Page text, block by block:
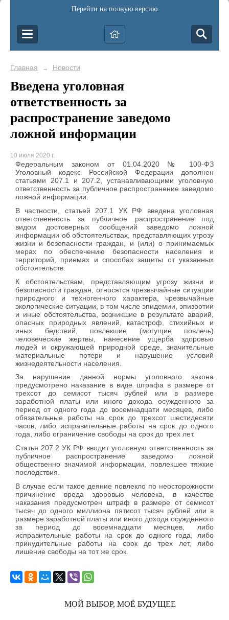
Перейти на полную версию
Главная → Новости
Введена уголовная
ответственность за
распространение заведомо
ложной информации
10 июля 2020 г.
Федеральным законом от 01.04.2020 № 100-ФЗ
Уголовный кодекс Российской Федерации дополнен
статьями 207.1 и 207.2, устанавливающими уголовную
ответственность за публичное распространение заведомо
ложной информации.
В частности, статьей 207.1 УК РФ введена уголовная
ответственность за публичное распространение под
видом достоверных сообщений заведомо ложной
информации об обстоятельствах, представляющих угрозу
жизни и безопасности граждан, и (или) о принимаемых
мерах по обеспечению безопасности населения и
территорий, приемах и способах защиты от указанных
обстоятельств.
К обстоятельствам, представляющим угрозу жизни и
безопасности граждан, относятся чрезвычайные ситуации
природного и техногенного характера, чрезвычайные
экологические ситуации, в том числе эпидемии, эпизоотии
и иные обстоятельства, возникшие в результате аварий,
опасных природных явлений, катастроф, стихийных и
иных бедствий, повлекшие (могущие повлечь)
человеческие жертвы, нанесение ущерба здоровью
людей и окружающей природной среде, значительные
материальные потери и нарушение условий
жизнедеятельности населения.
За нарушение данной нормы уголовного закона
предусмотрено наказание в виде штрафа в размере от
трехсот до семисот тысяч рублей или в размере
заработной платы или иного дохода осужденного за
период от одного года до восемнадцати месяцев, либо
обязательные работы на срок до трехсот шестидесяти
часов, либо исправительные работы на срок до одного
года, либо ограничение свободы на срок до трех лет.
Статья 207.2 УК РФ вводит уголовную ответственность за
публичное распространение заведомо ложной
общественно значимой информации, повлекшее тяжкие
последствия.
В случае если такое деяние повлекло по неосторожности
причинение вреда здоровью человека, в качестве
наказания предусмотрен штраф в размере от семисот
тысяч до одного миллиона пятисот тысяч рублей или в
размере заработной платы или иного дохода осужденного
за период до восемнадцати месяцев, либо
исправительные работы на срок до одного года, либо
принудительные работы на срок до трех лет, либо
лишение свободы на тот же срок.
МОЙ ВЫБОР, МОЁ БУДУЩЕЕ